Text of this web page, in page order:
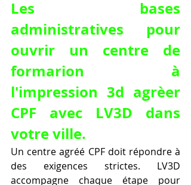
Les bases
administratives pour
ouvrir un centre de
formarion à
l'impression 3d agrèer
CPF avec LV3D dans
votre ville.
Un centre agréé CPF doit répondre à
des exigences strictes. LV3D
accompagne chaque étape pour